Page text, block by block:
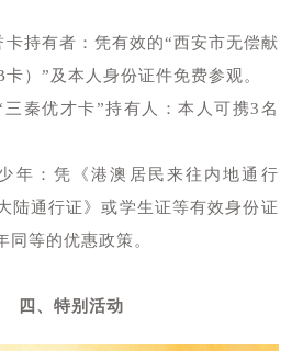
有者：凭有效的“西安市无偿献
）”及本人身份证件免费参观。
优才卡”持有人：本人可携3名
凭《港澳居民来往内地通行
陆通行证》或学生证等有效身份证
同等的优惠政策。
四、特别活动